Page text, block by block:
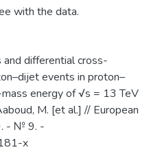
среднего и высшего
высокого
и школ-
МИФИ за счет
и
образования;
руководство
кафедрами
with the data.
and differential cross-
events in proton–
energy of √s = 13 TeV
M. [et al.] // European
- № 9. -
x